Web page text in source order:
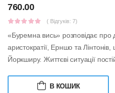
760.00
( Відгуків: 7)
«Буремна вись» розповідає про
аристократії, Ерншо та
Йоркширу. Життєві ситуації
В КОШИК